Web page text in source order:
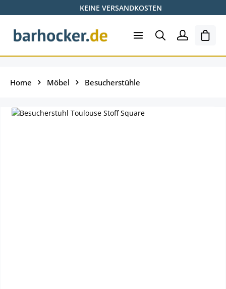
Zum Hauptinhalt springenKEINE VERSANDKOSTEN
Home Möbel Besucherstühle